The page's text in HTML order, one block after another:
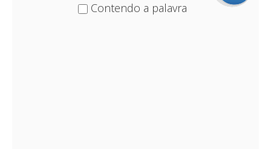
Contendo a palavra